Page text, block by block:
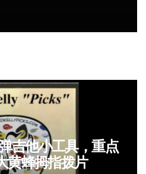
吉他小工具，重点
蜂拇指拨片